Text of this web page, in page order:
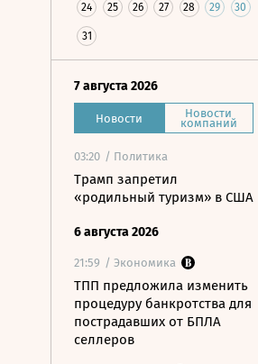
24 25 26 27 28 29 30
31
7 августа 2026
Новости Новости
компаний
03:20 / Политика
Трамп запретил
«родильный туризм» в США
6 августа 2026
21:59 / Экономика
ТПП предложила изменить
процедуру банкротства для
пострадавших от БПЛА
селлеров